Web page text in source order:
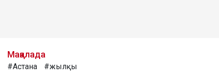
Мақалада
#Астана #жылқы